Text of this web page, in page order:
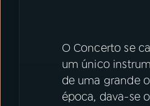
O Concerto se
um único
de uma grande
época, dava-se